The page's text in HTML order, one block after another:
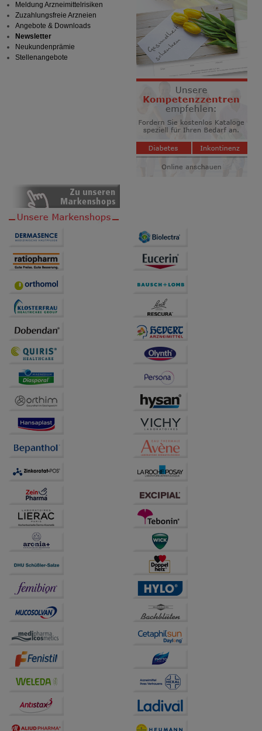
Meldung Arzneimittelrisiken
Zuzahlungsfreie Arzneien
Angebote & Downloads
Newsletter
Neukundenprämie
Stellenangebote